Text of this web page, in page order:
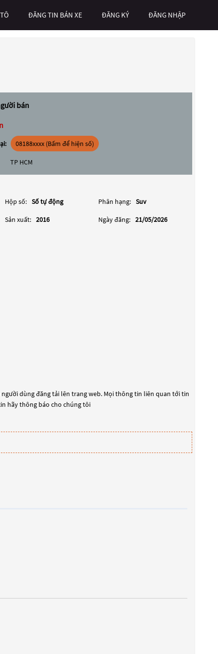
ĐĂNG TIN BÁN XE ĐĂNG KÝ ĐĂNG NHẬP
bán
08188xxxx (Bấm để hiện số)
TP HCM
Hộp số: Số tự động Phân hạng: Suv
Sản xuất: 2016 Ngày đăng: 21/05/2026
dùng đăng tải lên trang web. Mọi thông tin liên quan tới tin
hãy thông báo cho chúng tôi